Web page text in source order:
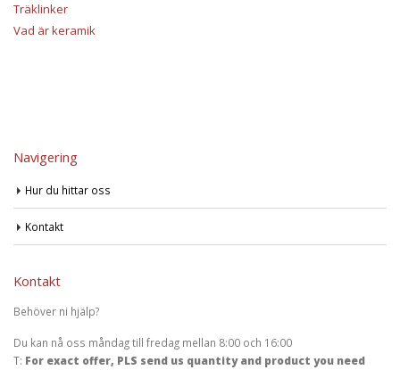
Träklinker
Vad är keramik
Navigering
Hur du hittar oss
Kontakt
Kontakt
Behöver ni hjälp?
Du kan nå oss måndag till fredag mellan 8:00 och 16:00
T: For exact offer, PLS send us quantity and product you need